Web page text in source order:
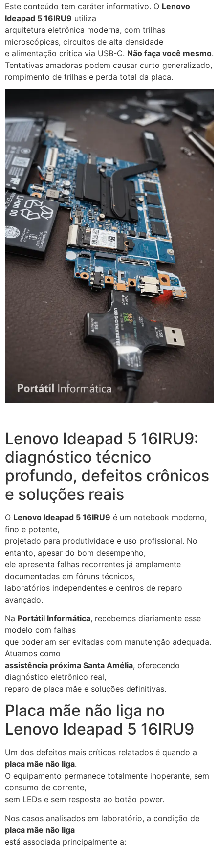
Este conteúdo tem caráter informativo. O Lenovo
Ideapad 5 16IRU9 utiliza
arquitetura eletrônica moderna, com trilhas
microscópicas, circuitos de alta densidade
e alimentação crítica via USB-C. Não faça você mesmo.
Tentativas amadoras podem causar curto generalizado,
rompimento de trilhas e perda total da placa.
Lenovo Ideapad 5 16IRU9:
diagnóstico técnico
profundo, defeitos crônicos
e soluções reais
O Lenovo Ideapad 5 16IRU9 é um notebook moderno,
fino e potente,
projetado para produtividade e uso profissional. No
entanto, apesar do bom desempenho,
ele apresenta falhas recorrentes já amplamente
documentadas em fóruns técnicos,
laboratórios independentes e centros de reparo
avançado.
Na Portátil Informática, recebemos diariamente esse
modelo com falhas
que poderiam ser evitadas com manutenção adequada.
Atuamos como
assistência próxima Santa Amélia, oferecendo
diagnóstico eletrônico real,
reparo de placa mãe e soluções definitivas.
Placa mãe não liga no
Lenovo Ideapad 5 16IRU9
Um dos defeitos mais críticos relatados é quando a
placa mãe não liga.
O equipamento permanece totalmente inoperante, sem
consumo de corrente,
sem LEDs e sem resposta ao botão power.
Nos casos analisados em laboratório, a condição de
placa mãe não liga
está associada principalmente a: